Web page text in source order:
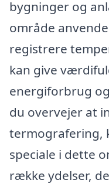
bygninger og
område
registrere
kan give
energiforbrug
du overvejer at
termografering,
speciale i dette
række ydelser,